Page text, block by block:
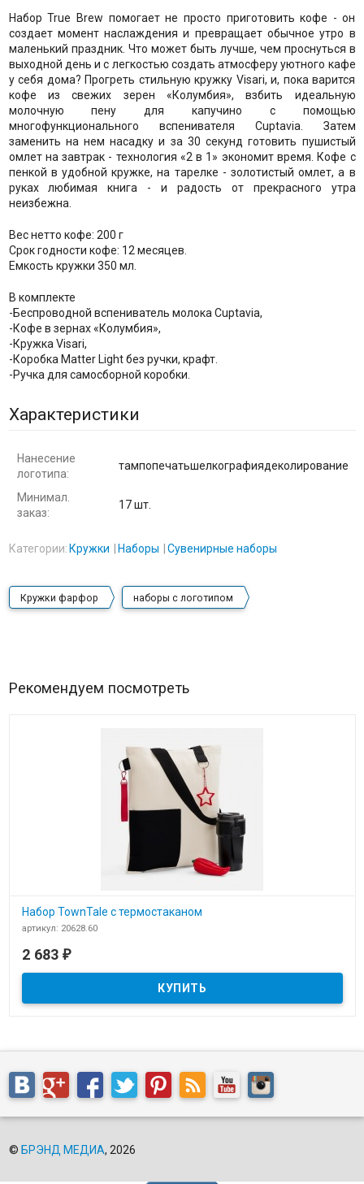
Набор True Brew помогает не просто приготовить кофе - он
создает момент наслаждения и превращает обычное утро в
маленький праздник. Что может быть лучше, чем проснуться в
выходной день и с легкостью создать атмосферу уютного кафе
у себя дома? Прогреть стильную кружку Visari, и, пока варится
кофе из свежих зерен «Колумбия», взбить идеальную
молочную пену для капучино с помощью
многофункционального вспенивателя Cuptavia. Затем
заменить на нем насадку и за 30 секунд готовить пушистый
омлет на завтрак - технология «2 в 1» экономит время. Кофе с
пенкой в удобной кружке, на тарелке - золотистый омлет, а в
руках любимая книга - и радость от прекрасного утра
неизбежна.
Вес нетто кофе: 200 г
Срок годности кофе: 12 месяцев.
Емкость кружки 350 мл.
В комплекте
-Беспроводной вспениватель молока Cuptavia,
-Кофе в зернах «Колумбия»,
-Кружка Visari,
-Коробка Matter Light без ручки, крафт.
-Ручка для самосборной коробки.
Характеристики
Нанесение
логотипа:
тампопечатьшелкографиядеколирование
Минимал.
заказ:
17 шт.
Категории: Кружки Наборы Сувенирные наборы
Кружки фарфор наборы с логотипом
Рекомендуем посмотреть
Набор TownTale с термостаканом
артикул: 20628.60
2 683 ₽
© БРЭНД МЕДИА, 2026